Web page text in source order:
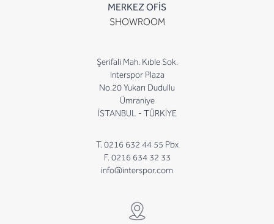
MERKEZ OFİS
SHOWROOM
Şerifali Mah. Kıble Sok.
Interspor Plaza
No.20 Yukarı Dudullu
Ümraniye
İSTANBUL - TÜRKİYE
T. 0216 632 44 55 Pbx
F. 0216 634 32 33
info@interspor.com